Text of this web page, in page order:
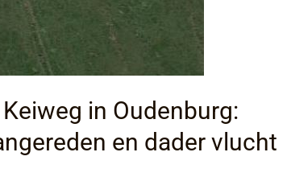
in Oudenburg:
en dader vlucht